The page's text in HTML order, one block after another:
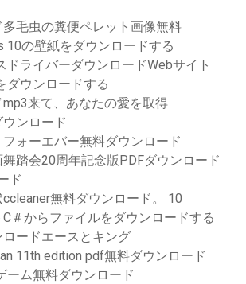
毛虫の糞便ペレット画像無料
10の壁紙をダウンロードする
ドライバーダウンロードWebサイト
ダウンロードする
来て、あなたの愛を取得
ンロード
フォーエバー無料ダウンロード
踏会20周年記念版PDFダウンロード
ド
無料ダウンロード。 10
＃からファイルをダウンロードする
ードエースとキング
11th edition pdf無料ダウンロード
ーム無料ダウンロード